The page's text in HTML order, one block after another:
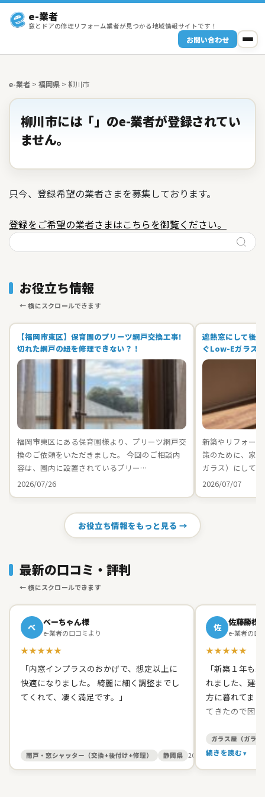
e-業者
窓とドアの修理リフォーム業者が見つかる地域情報サイトです！
お問い合わせ
e-業者 > 福岡県 > 柳川市
柳川市には「」のe-業者が登録されてい
ません。
只今、登録希望の業者さまを募集しております。
登録をご希望の業者さまはこちらを御覧ください。
お役立ち情報
【福岡市東区】保育園のプリーツ網戸交換工事!
切れた網戸の紐を修理できない？！
福岡市東区にある保育園様より、プリーツ網戸交
換のご依頼をいただきました。 今回のご相談内
容は、園内に設置されているプリー…
2026/07/26
遮熱窓にして後
ぐLow-Eガラス
新築やリフォー
策のために、家
ガラス）にして
2026/07/07
お役立ち情報をもっと見る →
最新の口コミ・評判
べ べーちゃん様
e-業者の口コミより
★★★★★
「内窓インプラスのおかげで、想定以上に
快適になりました。 綺麗に細く調整までし
てくれて、凄く満足です。」
雨戸・窓シャッター（交換+後付け+修理） 静岡県 2026/05/27
佐 佐藤勝様
e-業者の口
★★★★★
「新築１年も
れました、建
方に暮れてま
てきたので困
た。 有償でし
て、バッチリ
す。 信頼出来
ガラス屋（ガラ
続きを読む